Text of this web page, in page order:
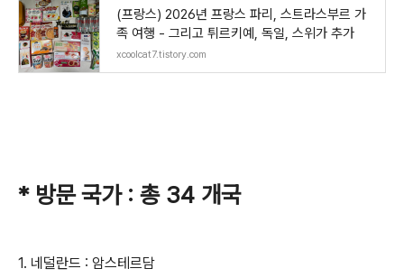
(프랑스) 2026년 프랑스 파리, 스트라스부르 가
족 여행 - 그리고 튀르키예, 독일, 스위가 추가
xcoolcat7.tistory.com
* 방문 국가 : 총 34 개국
1. 네덜란드 : 암스테르담